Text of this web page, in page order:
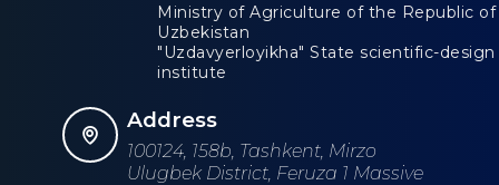
Ministry of Agriculture of the Republic of
Uzbekistan
"Uzdavyerloyikha" State scientific-design
institute
Address
100124, 158b, Tashkent, Mirzo
Ulugbek District, Feruza 1 Massive